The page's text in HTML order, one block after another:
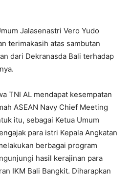
Jalasenastri Vero Yudo
terimakasih atas sambutan
dari Dekranasda Bali terhadap
TNI AL mendapat kesempatan
ASEAN Navy Chief Meeting
itu, sebagai Ketua Umum
para istri Kepala Angkatan
berbagai program
hasil kerajinan para
IKM Bali Bangkit. Diharapkan